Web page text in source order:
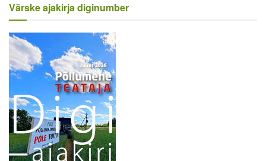
Värske ajakirja diginumber